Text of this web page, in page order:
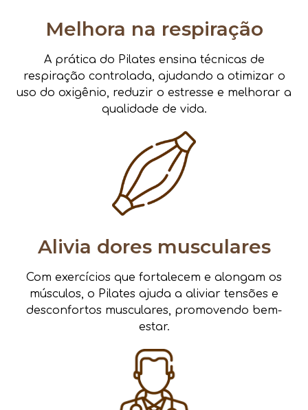
Melhora na respiração
A prática do Pilates ensina técnicas de
respiração controlada, ajudando a otimizar o
uso do oxigênio, reduzir o estresse e melhorar a
qualidade de vida.
Alivia dores musculares
Com exercícios que fortalecem e alongam os
músculos, o Pilates ajuda a aliviar tensões e
desconfortos musculares, promovendo bem-
estar.